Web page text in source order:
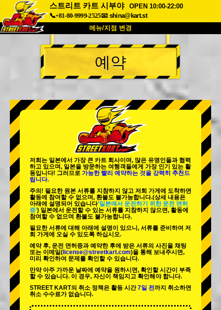
스트리트 카트 시부야
OPEN 10:00-22:00
📞+81-80-9999-2525📧 shina@kart.st
메뉴/지점 변경
최상단
소개 사양 가격
회사 정보 예약
지점 변경
도쿄 시나가와 #1 도쿄 아키하바라#1
도쿄 아키하바라#2
도쿄 시부야 애넥스 도쿄 베이
도쿄 아사쿠사
오키나와
예약
저희는 일본에서 가장 큰 카트 회사이며, 많은 유명인들과 협력
하고 있으며, 일본을 방문하는 여행객들에게 가장 인기 있는 활
동입니다! 그러므로 가능한 빨리 예약하는 것을 강력히 추천드
립니다.
주의! 필요한 원본 서류를 지참하지 않고 저희 가게에 도착하면
활동에 참여할 수 없으며, 환불도 불가능합니다.(상세 내용은
아래에 설명되어 있습니다‘일본에서 운전하기 위한 운전 면허
증’) 일본에서 운전할 수 있는 서류를 지참하지 않으면, 활동에
참여할 수 없으며 환불도 불가능합니다.
필요한 서류에 대해 아래에 설명이 있으니, 서류를 준비하여 저
희 가게에 오실 수 있도록 하십시오.
예약 후, 운전 면허증과 예약한 후에 받은 서류의 사진을 채팅
또는 이메일( license@streetkart.com)을 통해 보내주시면,
미리 확인하여 문제를 확인할 수 있습니다.
만약 아주 가까운 날짜에 예약을 원하시면, 확인할 시간이 부족
할 수 있습니다. 이 경우, 자신이 책임지고 확인해야 합니다.
STREET KART의 취소 정책은 활동 시간7일 전까지 취소하면
취소 수수료가 없습니다.